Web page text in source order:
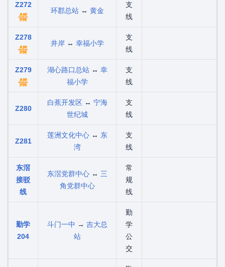
Z272
环郡总站↔ 黄金
支
线
Z278
井岸↔ 幸福小学
支
线
Z279 湖心路口总站↔ 幸
福小学
支
线
Z280
白蕉开发区↔ 宁海
世纪城
支
线
Z281
莲洲文化中心↔ 东
湾
支
线
东滘
接驳
线
东滘党群中心↔ 三
角党群中心
常
规
线
勤学
204
斗门一中 → 吉大总
站
勤
学
公
交